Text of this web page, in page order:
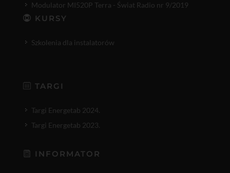
Modulator MI520P Terra - Świat Radio nr 9/2019
KURSY
Szkolenia dla instalatorów
TARGI
Targi Energetab 2024.
Targi Energetab 2023.
INFORMATOR